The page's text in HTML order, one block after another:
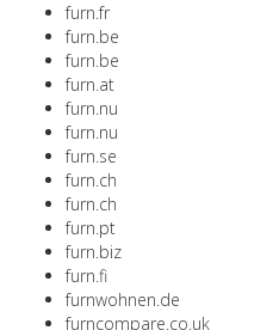
furn.fr
furn.be
furn.be
furn.at
furn.nu
furn.nu
furn.se
furn.ch
furn.ch
furn.pt
furn.biz
furn.fi
furnwohnen.de
furncompare.co.uk